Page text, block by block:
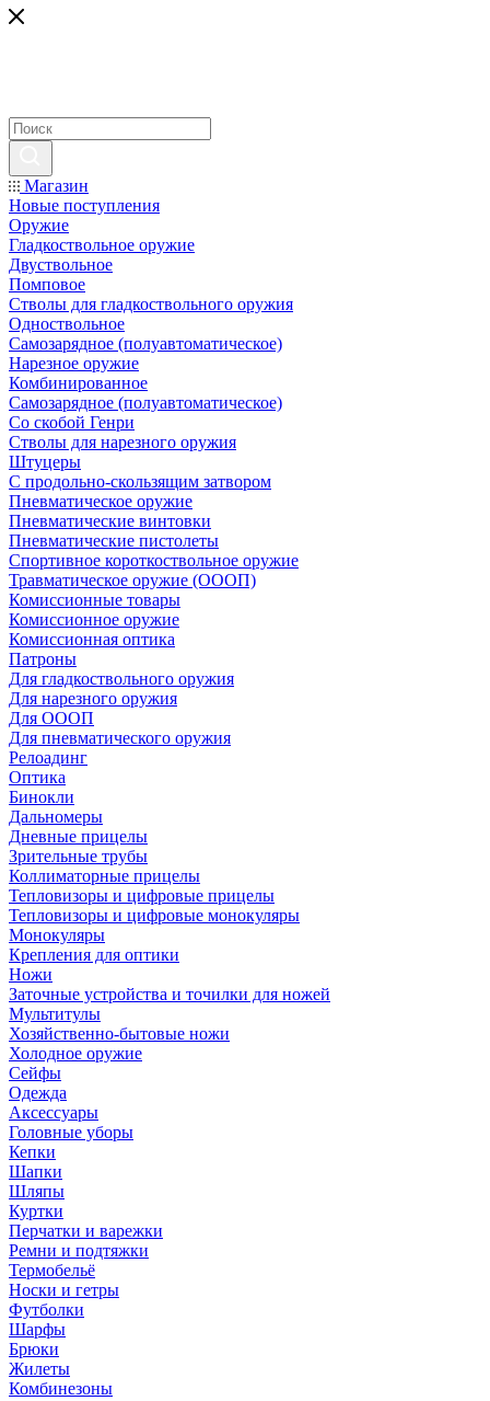
Магазин
Новые поступления
Оружие
Гладкоствольное оружие
Двуствольное
Помповое
Стволы для гладкоствольного оружия
Одноствольное
Самозарядное (полуавтоматическое)
Нарезное оружие
Комбинированное
Самозарядное (полуавтоматическое)
Со скобой Генри
Стволы для нарезного оружия
Штуцеры
С продольно-скользящим затвором
Пневматическое оружие
Пневматические винтовки
Пневматические пистолеты
Спортивное короткоствольное оружие
Травматическое оружие (ОООП)
Комиссионные товары
Комиссионное оружие
Комиссионная оптика
Патроны
Для гладкоствольного оружия
Для нарезного оружия
Для ОООП
Для пневматического оружия
Релоадинг
Оптика
Бинокли
Дальномеры
Дневные прицелы
Зрительные трубы
Коллиматорные прицелы
Тепловизоры и цифровые прицелы
Тепловизоры и цифровые монокуляры
Монокуляры
Крепления для оптики
Ножи
Заточные устройства и точилки для ножей
Мультитулы
Хозяйственно-бытовые ножи
Холодное оружие
Сейфы
Одежда
Аксессуары
Головные уборы
Кепки
Шапки
Шляпы
Куртки
Перчатки и варежки
Ремни и подтяжки
Термобельё
Носки и гетры
Футболки
Шарфы
Брюки
Жилеты
Комбинезоны